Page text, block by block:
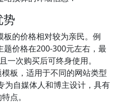
板的价格相对较为亲民。例
价格在200-300元左右，最
一次购买后可终身使用。
模板，适用于不同的网站类型
为自媒体人和博主设计，具有
点。